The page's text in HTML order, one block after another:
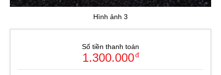
Hình ảnh 3
Số tiền thanh toán
1.300.000đ